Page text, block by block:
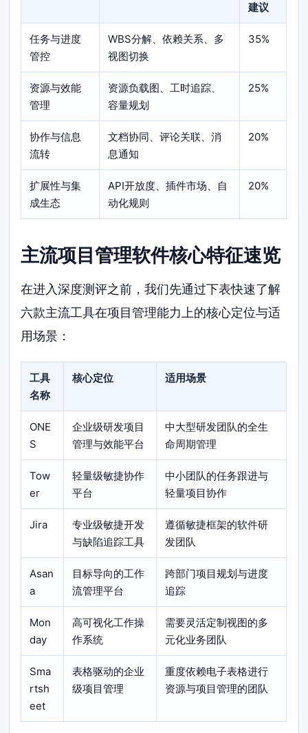
建议
任务与进度
管控
WBS分解、依赖关系、多
视图切换
35%
资源与效能
管理
资源负载图、工时追踪、
容量规划
25%
协作与信息
流转
文档协同、评论关联、消
息通知
20%
扩展性与集
成生态
API开放度、插件市场、自
动化规则
20%
主流项目管理软件核心特征速览
在进入深度测评之前，我们先通过下表快速了解
六款主流工具在项目管理能力上的核心定位与适
用场景：
工具
名称
核心定位 适用场景
ONE
S
企业级研发项目
管理与效能平台
中大型研发团队的全生
命周期管理
Tow
er
轻量级敏捷协作
平台
中小团队的任务跟进与
轻量项目协作
Jira
专业级敏捷开发
与缺陷追踪工具
遵循敏捷框架的软件研
发团队
Asan
a
目标导向的工作
流管理平台
跨部门项目规划与进度
追踪
Mon
day
高可视化工作操
作系统
需要灵活定制视图的多
元化业务团队
Sma
rtsh
eet
表格驱动的企业
级项目管理
重度依赖电子表格进行
资源与项目管理的团队